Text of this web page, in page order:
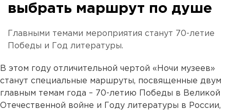
выбрать маршрут по душе
Главными темами мероприятия станут 70-летие
Победы и Год литературы.
В этом году отличительной чертой «Ночи музеев»
станут специальные маршруты, посвященные двум
главным темам года – 70-летию Победы в Великой
Отечественной войне и Году литературы в России,